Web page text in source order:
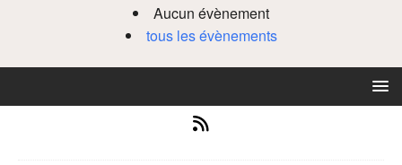
Aucun évènement
tous les évènements